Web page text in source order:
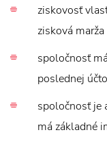
ziskovosť
zisková
spoločnosť
poslednej
spoločnosť je
má základné